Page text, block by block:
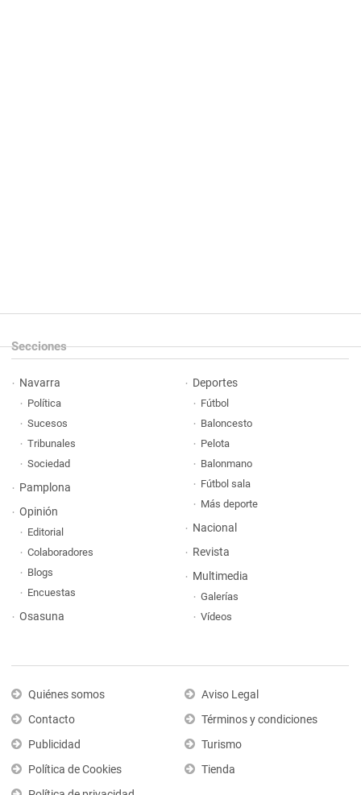
Secciones
Navarra
Política
Sucesos
Tribunales
Sociedad
Pamplona
Opinión
Editorial
Colaboradores
Blogs
Encuestas
Osasuna
Deportes
Fútbol
Baloncesto
Pelota
Balonmano
Fútbol sala
Más deporte
Nacional
Revista
Multimedia
Galerías
Vídeos
Quiénes somos
Contacto
Publicidad
Política de Cookies
Aviso Legal
Términos y condiciones
Turismo
Tienda